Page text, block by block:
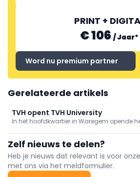
PRINT +
€ 106 /Jaar*
Word nu premium partner
Gerelateerde artikels
TVH opent TVH University
In het hoofdkwartier in Waregem opende
naar een nog hoger niveau tillen.
Zelf nieuws te delen?
Heb je nieuws dat relevant is voor
met ons via het meldformulier.